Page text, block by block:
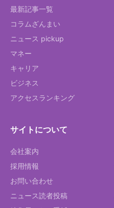
最新記事一覧
コラムざんまい
ニュース pickup
マネー
キャリア
ビジネス
アクセスランキング
サイトについて
会社案内
採用情報
お問い合わせ
ニュース読者投稿